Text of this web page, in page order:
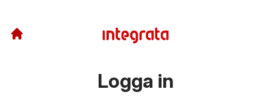
Logga in